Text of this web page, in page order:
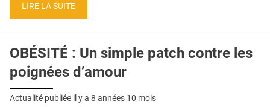
LIRE LA SUITE
OBÉSITÉ : Un simple patch contre les
poignées d’amour
Actualité publiée il y a 8 années 10 mois